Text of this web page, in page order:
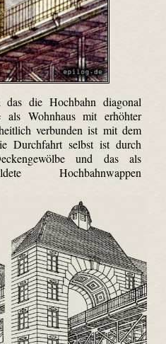
das die Hochbahn diagonal
als Wohnhaus mit erhöhter
verbunden ist mit dem
Durchfahrt selbst ist durch
und das als
Hochbahnwappen